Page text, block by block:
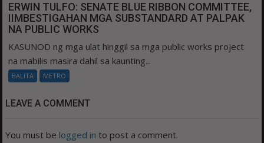
ERWIN TULFO: SENATE BLUE RIBBON COMMITTEE,
IIMBESTIGAHAN MGA SUBSTANDARD AT PALPAK
NA PUBLIC WORKS
KASUNOD ng mga ulat hinggil sa mga public works project
na mabilis masira dahil sa kaunting...
BALITA METRO
LEAVE A COMMENT
You must be logged in to post a comment.